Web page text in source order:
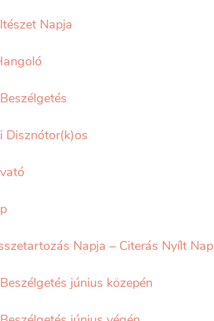
Napja
Disznótor(k)os
Napja – Citerás Nyílt Nap
június közepén